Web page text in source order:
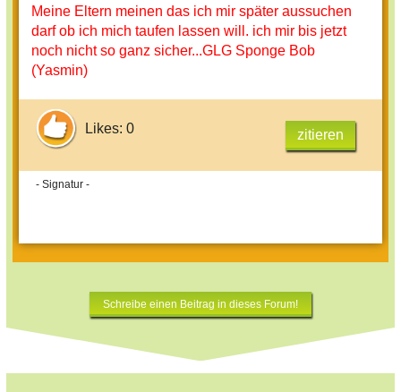
Meine Eltern meinen das ich mir später aussuchen
darf ob ich mich taufen lassen will. ich mir bis jetzt
noch nicht so ganz sicher...GLG Sponge Bob
(Yasmin)
Likes: 0 zitieren
- Signatur -
Schreibe einen Beitrag in dieses Forum!